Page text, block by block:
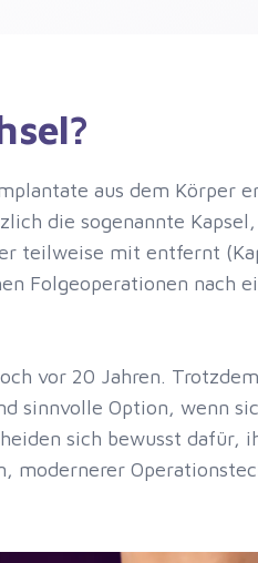
aus dem Körper
die sogenannte
teilweise mit entfernt
Folgeoperationen nach
vor 20 Jahren.
sinnvolle Option, wenn
sich bewusst dafür,
modernerer